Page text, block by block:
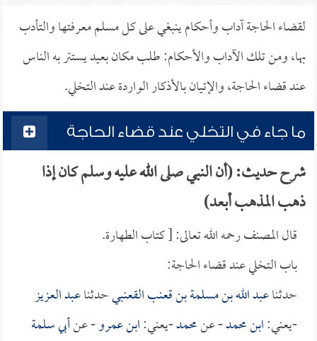
لقضاء الحاجة آداب وأحكام ينبغي على كل مسلم معرفتها والتأدب
بها، ومن تلك الآداب والأحكام: طلب مكان بعيد يستتر به الناس
عند قضاء الحاجة، والإتيان بالأذكار الواردة عند التخلي.
ما جاء في التخلي عند قضاء الحاجة
شرح حديث: (أن النبي صلى الله عليه وسلم كان إذا
ذهب المذهب أبعد)
قال المصنف رحمه الله تعالى: [ كتاب الطهارة.
باب التخلي عند قضاء الحاجة:
حدثناعبد الله بن مسلمة بن قعنب القعنبيحدثناعبد العزيز
-يعني:ابن محمد- عنمحمد-يعني:ابن عمرو- عنأبي سلمة